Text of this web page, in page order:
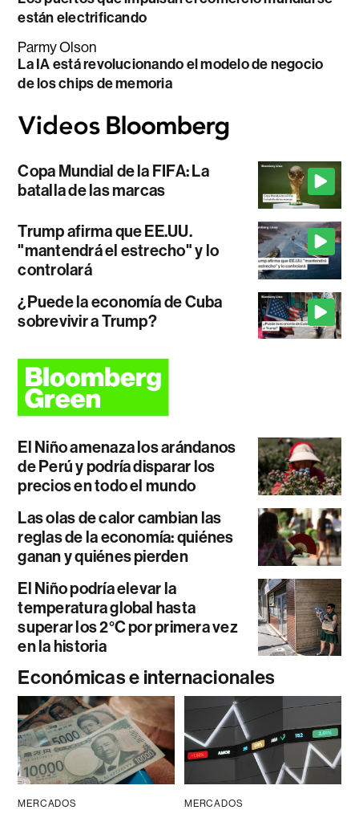
están electrificando
Parmy Olson
La IA está revolucionando el modelo de negocio
de los chips de memoria
Copa Mundial de la FIFA: La
batalla de las marcas
Trump afirma que EE.UU.
"mantendrá el estrecho" y lo
controlará
¿Puede la economía de Cuba
sobrevivir a Trump?
El Niño amenaza los arándanos
de Perú y podría disparar los
precios en todo el mundo
Las olas de calor cambian las
reglas de la economía: quiénes
ganan y quiénes pierden
El Niño podría elevar la
temperatura global hasta
superar los 2°C por primera vez
en la historia
Económicas e internacionales
MERCADOS MERCADOS